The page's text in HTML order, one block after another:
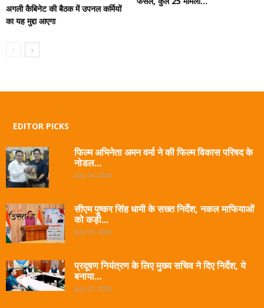
अगली कैबिनेट की बैठक में उपनल कर्मियों
का यह मुद्दा आएगा
EDITOR PICKS
फिल्म अभिनेता अमन वर्मा ने की फिल्म विकास परिषद के
नोडल...
July 24, 2026
सीएम पुष्कर सिंह धामी के सख्त निर्देश, नकल माफियाओं
को कड़ी...
July 23, 2026
प्रदूषण नियंत्रण के लिए मुख्य सचिव ने दिए निर्देश, ये
बनाया...
July 22, 2026